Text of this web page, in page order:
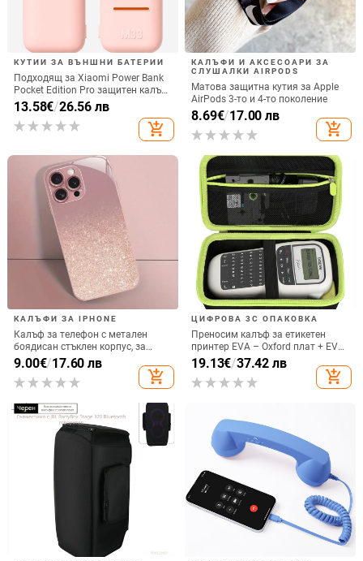
КУТИИ ЗА ВЪНШНИ БАТЕРИИ
Подходящ за Xiaomi Power Bank
Pocket Edition Pro защитен калъф
33W силиконов 10000mA
неплъзгащ се защитен калъф за
Power Bank
13.58€/26.56 лв
add_shopping_cart
КАЛЪФИ И АКСЕСОАРИ ЗА
СЛУШАЛКИ AIRPODS
Матова защитна кутия за Apple
AirPods 3-то и 4-то поколение
8.69€/17.00 лв
add_shopping_cart
КАЛЪФИ ЗА IPHONE
Калъф за телефон с метален
боядисан стъклен корпус, за
iPhone 11–14 Pro Max,
охлаждане, модел YK263
9.00€/17.60 лв
add_shopping_cart
ЦИФРОВА 3C ОПАКОВКА
Преносим калъф за етикетен
принтер EVA – Oxford плат + EVA,
горещо пресовано EVA и шиене,
товароподемност 10 кг
19.13€/37.42 лв
add_shopping_cart